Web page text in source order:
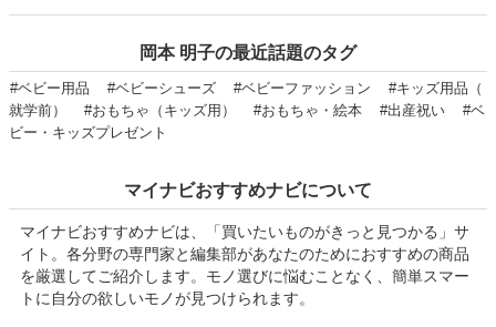
岡本 明子の最近話題のタグ
#ベビー用品 #ベビーシューズ #ベビーファッション
#キッズ用品（
就学前）
#おもちゃ（キッズ用） #おもちゃ・絵本 #出産祝い
#ベ
ビー・キッズプレゼント
マイナビおすすめナビについて
マイナビおすすめナビは、「買いたいものがきっと見つかる」サ
イト。各分野の専門家と編集部があなたのためにおすすめの商品
を厳選してご紹介します。モノ選びに悩むことなく、簡単スマー
トに自分の欲しいモノが見つけられます。